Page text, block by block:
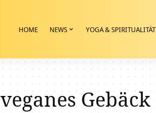
HOME NEWS YOGA & SPIRITUALITÄT
veganes Gebäck